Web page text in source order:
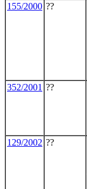
155/2000 ??
352/2001 ??
129/2002 ??